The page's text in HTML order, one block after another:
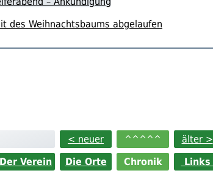
des Weihnachtsbaums abgelaufen
< neuer ^^^^^
älter >
Der Verein Die Orte Chronik Links